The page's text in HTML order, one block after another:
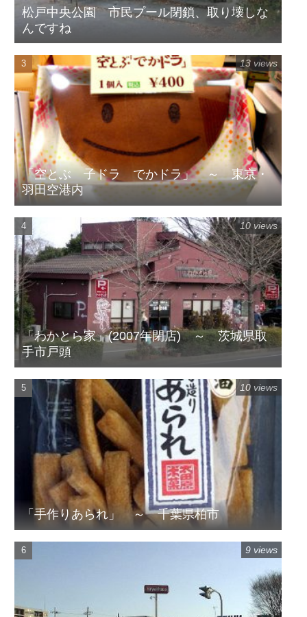
松戸中央公園 市民プール閉鎖、取り壊しな
んですね
「空とぶ 子ドラ でかドラ」 ～ 東京・
羽田空港内
13 views
「わかとら家」(2007年閉店) ～ 茨城県取
手市戸頭
10 views
「手作りあられ」 ～ 千葉県柏市
10 views
9 views